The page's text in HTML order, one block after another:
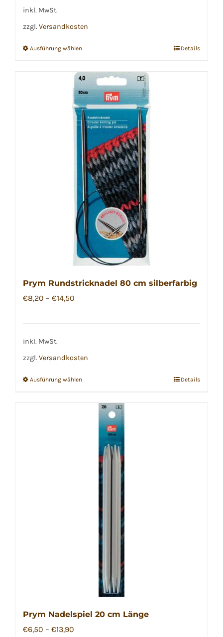
inkl. MwSt.
zzgl. Versandkosten
Ausführung wählenDieses
weist
mehrere
Varianten
auf.
Die
Optionen
können
auf
der
Produktseite
gewählt
werden
Details
Prym Rundstricknadel 80 cm silberfarbig
€8,20 – €14,50
inkl. MwSt.
zzgl. Versandkosten
Ausführung wählenDieses
weist
mehrere
Varianten
Optionen
können
Produktseite
werden
Details
Prym Nadelspiel 20 cm Länge
€6,50 – €13,90